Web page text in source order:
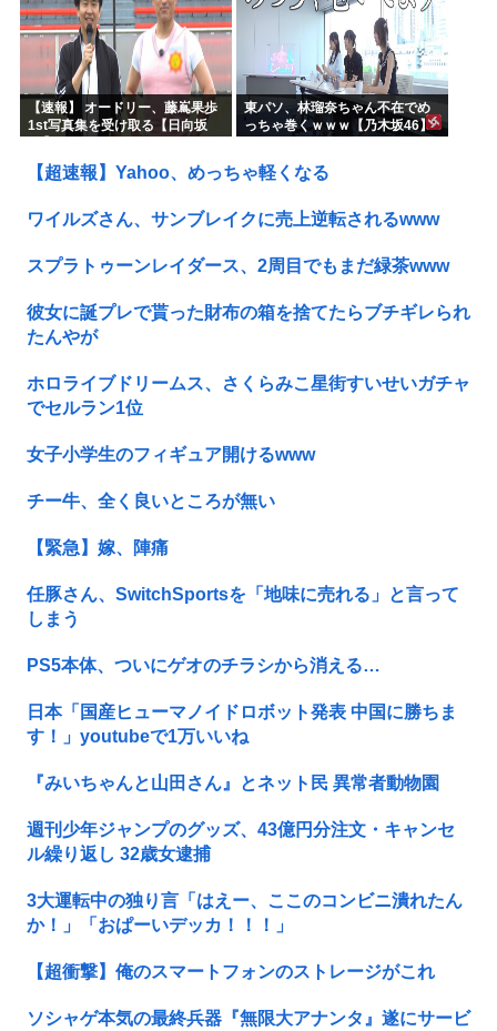
【速報】 オードリー、藤嶌果歩
1st写真集を受け取る【日向坂
東パソ、林瑠奈ちゃん不在でめ
っちゃ巻くｗｗｗ【乃木坂46】
【超速報】Yahoo、めっちゃ軽くなる
ワイルズさん、サンブレイクに売上逆転されるwww
スプラトゥーンレイダース、2周目でもまだ緑茶www
彼女に誕プレで貰った財布の箱を捨てたらブチギレられ
たんやが
ホロライブドリームス、さくらみこ星街すいせいガチャ
でセルラン1位
女子小学生のフィギュア開けるwww
チー牛、全く良いところが無い
【緊急】嫁、陣痛
任豚さん、SwitchSportsを「地味に売れる」と言って
しまう
PS5本体、ついにゲオのチラシから消える…
日本「国産ヒューマノイドロボット発表 中国に勝ちま
す！」youtubeで1万いいね
『みいちゃんと山田さん』とネット民 異常者動物園
週刊少年ジャンプのグッズ、43億円分注文・キャンセ
ル繰り返し 32歳女逮捕
3大運転中の独り言「はえー、ここのコンビニ潰れたん
か！」「おぱーいデッカ！！！」
【超衝撃】俺のスマートフォンのストレージがこれ
ソシャゲ本気の最終兵器『無限大アナンタ』遂にサービ